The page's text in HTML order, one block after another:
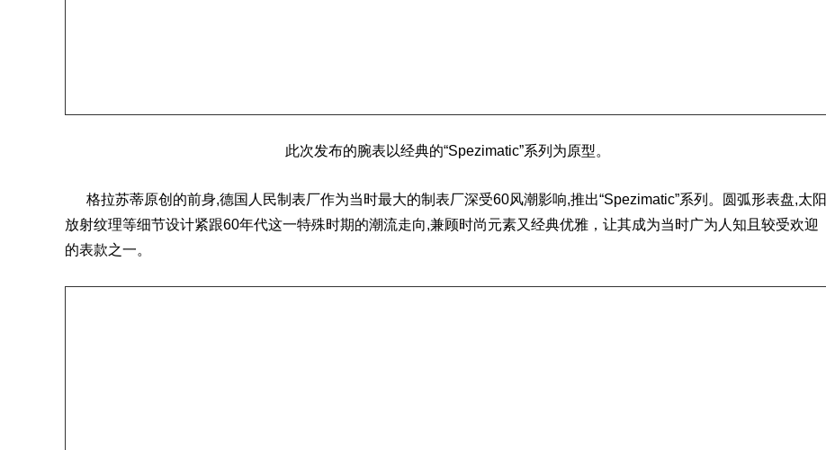
此次发布的腕表以经典的“Spezimatic”系列为原型。
格拉苏蒂原创的前身,德国人民制表厂作为当时最大的制表厂深受60风潮影响,推出“Spezimatic”系列。圆弧形表盘,太阳
放射纹理等细节设计紧跟60年代这一特殊时期的潮流走向,兼顾时尚元素又经典优雅，让其成为当时广为人知且较受欢迎
的表款之一。